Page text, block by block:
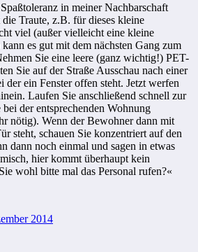
in meiner Nachbarschaft
Traute, z.B. für dieses kleine
viel (außer vielleicht eine kleine
es gut mit dem nächsten Gang zum
Sie eine leere (ganz wichtig!) PET-
Sie auf der Straße Ausschau nach einer
der ein Fenster offen steht. Jetzt werfen
Laufen Sie anschließend schnell zur
der entsprechenden Wohnung
nötig). Wenn der Bewohner dann mit
steht, schauen Sie konzentriert auf den
dann noch einmal und sagen in etwas
hier kommt überhaupt kein
wohl bitte mal das Personal rufen?«
2014